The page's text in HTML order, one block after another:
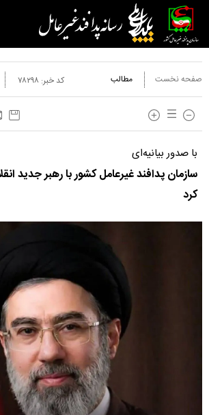
صفحه نخست مطالب کد خبر: ۷۸۲۹۸
با صدور بیانیه‌ای
سازمان پدافند غیرعامل کشور با رهبر جدید
کرد